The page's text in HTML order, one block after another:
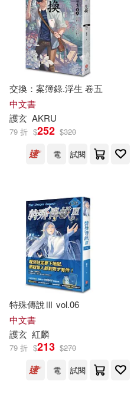
交換：案簿錄.浮生 卷五
中文書
護玄 AKRU
79 折 $252 $320
電
試閱
特殊傳說Ⅲ vol.06
中文書
護玄 紅麟
79 折 $213 $270
電
試閱